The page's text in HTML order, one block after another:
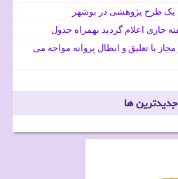
یک طرح پژوهشی در بوشهر
جاری اعلام گردید بهمراه جدول
با تعلیق و ابطال پروانه مواجه می
جدیدترین ها